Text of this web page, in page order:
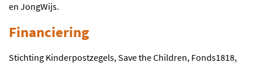
en JongWijs.
Financiering
Stichting Kinderpostzegels, Save the Children, Fonds1818,